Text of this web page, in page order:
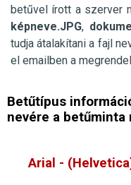
betűvel írott a szerver
képneve.JPG,
tudja átalakítani a fajl
el emailben a
Betűtípus
nevére a betűminta
Arial -